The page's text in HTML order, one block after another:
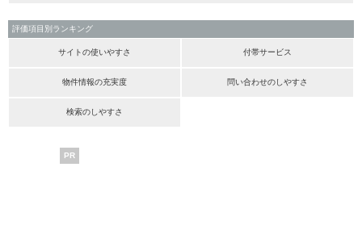
評価項目別ランキング
サイトの使いやすさ 付帯サービス
物件情報の充実度 問い合わせのしやすさ
検索のしやすさ
PR